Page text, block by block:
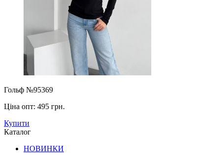
Гольф №95369
Ціна опт: 495 грн.
Купити
Каталог
НОВИНКИ